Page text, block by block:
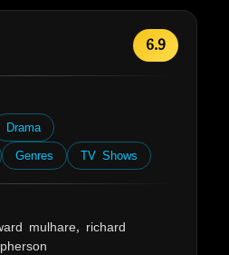
6.9
Drama
Genres TV Shows
mulhare, richard